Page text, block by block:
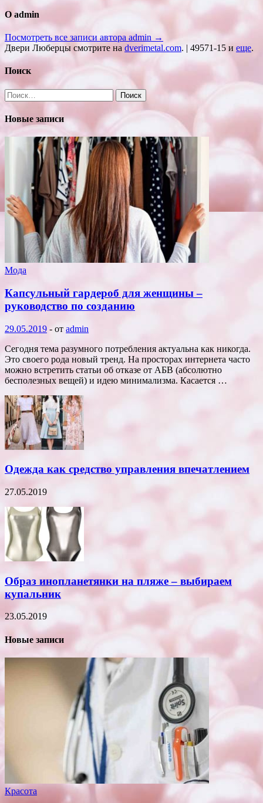
О admin
Посмотреть все записи автора admin →
Двери Люберцы смотрите на dverimetal.com. | 49571-15 и еще.
Поиск
Найти:
Новые записи
Мода
Капсульный гардероб для женщины –
руководство по созданию
29.05.2019 - от admin
Сегодня тема разумного потребления актуальна как никогда.
Это своего рода новый тренд. На просторах интернета часто
можно встретить статьи об отказе от АБВ (абсолютно
бесполезных вещей) и идею минимализма. Касается …
Одежда как средство управления впечатлением
27.05.2019
Образ инопланетянки на пляже – выбираем
купальник
23.05.2019
Новые записи
Красота